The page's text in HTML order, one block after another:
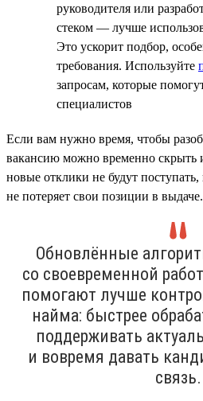
руководителя или
стеком — лучше
Это ускорит подбор,
требования. Используйте
запросам, которые
специалистов
Если вам нужно время, чтобы
вакансию можно временно скрыть
новые отклики не будут
не потеряет свои позиции в выдаче.
Обновлённые
со своевременной
помогают лучше
найма: быстрее
поддерживать
и вовремя давать
связь.